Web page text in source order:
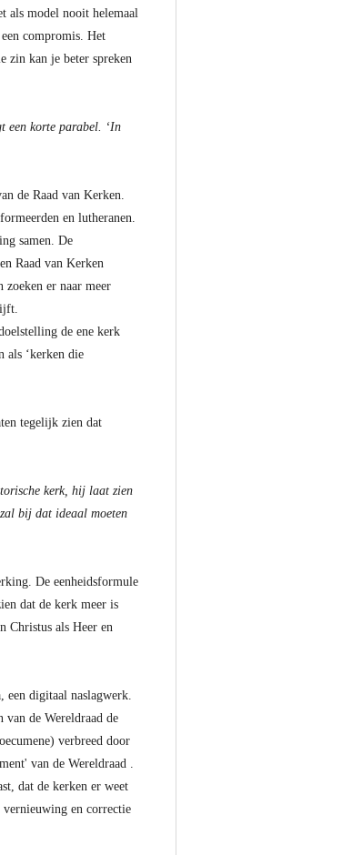
als model nooit helemaal
compromis. Het
zin kan je beter spreken
een korte parabel. ‘In
de Raad van Kerken.
en lutheranen.
samen. De
Raad van Kerken
zoeken er naar meer
de ene kerk
als ‘kerken die
tegelijk zien dat
kerk, hij laat zien
bij dat ideaal moeten
De eenheidsformule
dat de kerk meer is
Christus als Heer en
een digitaal naslagwerk.
de Wereldraad de
verbreed door
van de Wereldraad .
dat de kerken er weet
vernieuwing en correctie